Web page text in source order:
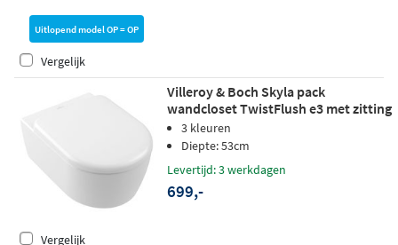
Uitlopend model OP = OP
Vergelijk
Villeroy & Boch Skyla pack
wandcloset TwistFlush e3 met zitting
SC + QR - mat wit - CeramicPlus
3 kleuren
Diepte: 53cm
Levertijd: 3 werkdagen
699,-
Vergelijk